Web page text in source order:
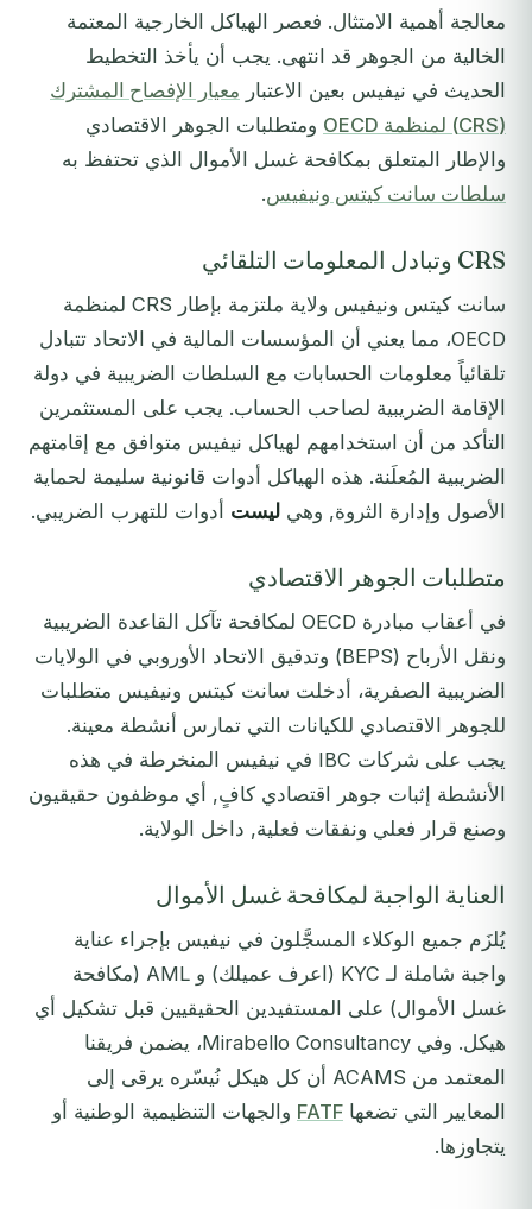
معالجة أهمية الامتثال. فعصر الهياكل الخارجية المعتمة
الخالية من الجوهر قد انتهى. يجب أن يأخذ التخطيط
الحديث في نيفيس بعين الاعتبار معيار الإفصاح المشترك
(CRS) لمنظمة OECD
ومتطلبات الجوهر الاقتصادي
والإطار المتعلق بمكافحة غسل الأموال الذي تحتفظ به
سلطات سانت كيتس ونيفيس.
CRS وتبادل المعلومات التلقائي
سانت كيتس ونيفيس ولاية ملتزمة بإطار CRS لمنظمة
OECD، مما يعني أن المؤسسات المالية في الاتحاد تتبادل
تلقائياً معلومات الحسابات مع السلطات الضريبية في دولة
الإقامة الضريبية لصاحب الحساب. يجب على المستثمرين
التأكد من أن استخدامهم لهياكل نيفيس متوافق مع إقامتهم
الضريبية المُعلَنة. هذه الهياكل أدوات قانونية سليمة لحماية
الأصول وإدارة الثروة, وهي ليست أدوات للتهرب الضريبي.
متطلبات الجوهر الاقتصادي
في أعقاب مبادرة OECD لمكافحة تآكل القاعدة الضريبية
ونقل الأرباح (BEPS) وتدقيق الاتحاد الأوروبي في الولايات
الضريبية الصفرية، أدخلت سانت كيتس ونيفيس متطلبات
للجوهر الاقتصادي للكيانات التي تمارس أنشطة معينة.
يجب على شركات IBC في نيفيس المنخرطة في هذه
الأنشطة إثبات جوهر اقتصادي كافٍ, أي موظفون حقيقيون
وصنع قرار فعلي ونفقات فعلية, داخل الولاية.
العناية الواجبة لمكافحة غسل الأموال
يُلزَم جميع الوكلاء المسجَّلون في نيفيس بإجراء عناية
واجبة شاملة لـ KYC (اعرف عميلك) و AML (مكافحة
غسل الأموال) على المستفيدين الحقيقيين قبل تشكيل أي
هيكل. وفي Mirabello Consultancy، يضمن فريقنا
المعتمد من ACAMS أن كل هيكل نُيسّره يرقى إلى
المعايير التي تضعها FATF والجهات التنظيمية الوطنية أو
يتجاوزها.